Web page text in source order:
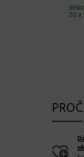
Skladem
20 a